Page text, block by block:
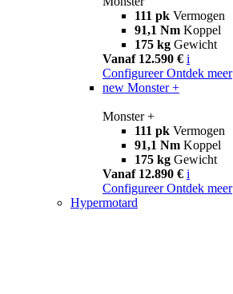
111 pk Vermogen
91,1 Nm Koppel
175 kg Gewicht
Vanaf 12.590 € i
Configureer Ontdek meer
new Monster +
Monster +
111 pk Vermogen
91,1 Nm Koppel
175 kg Gewicht
Vanaf 12.890 € i
Configureer Ontdek meer
Hypermotard